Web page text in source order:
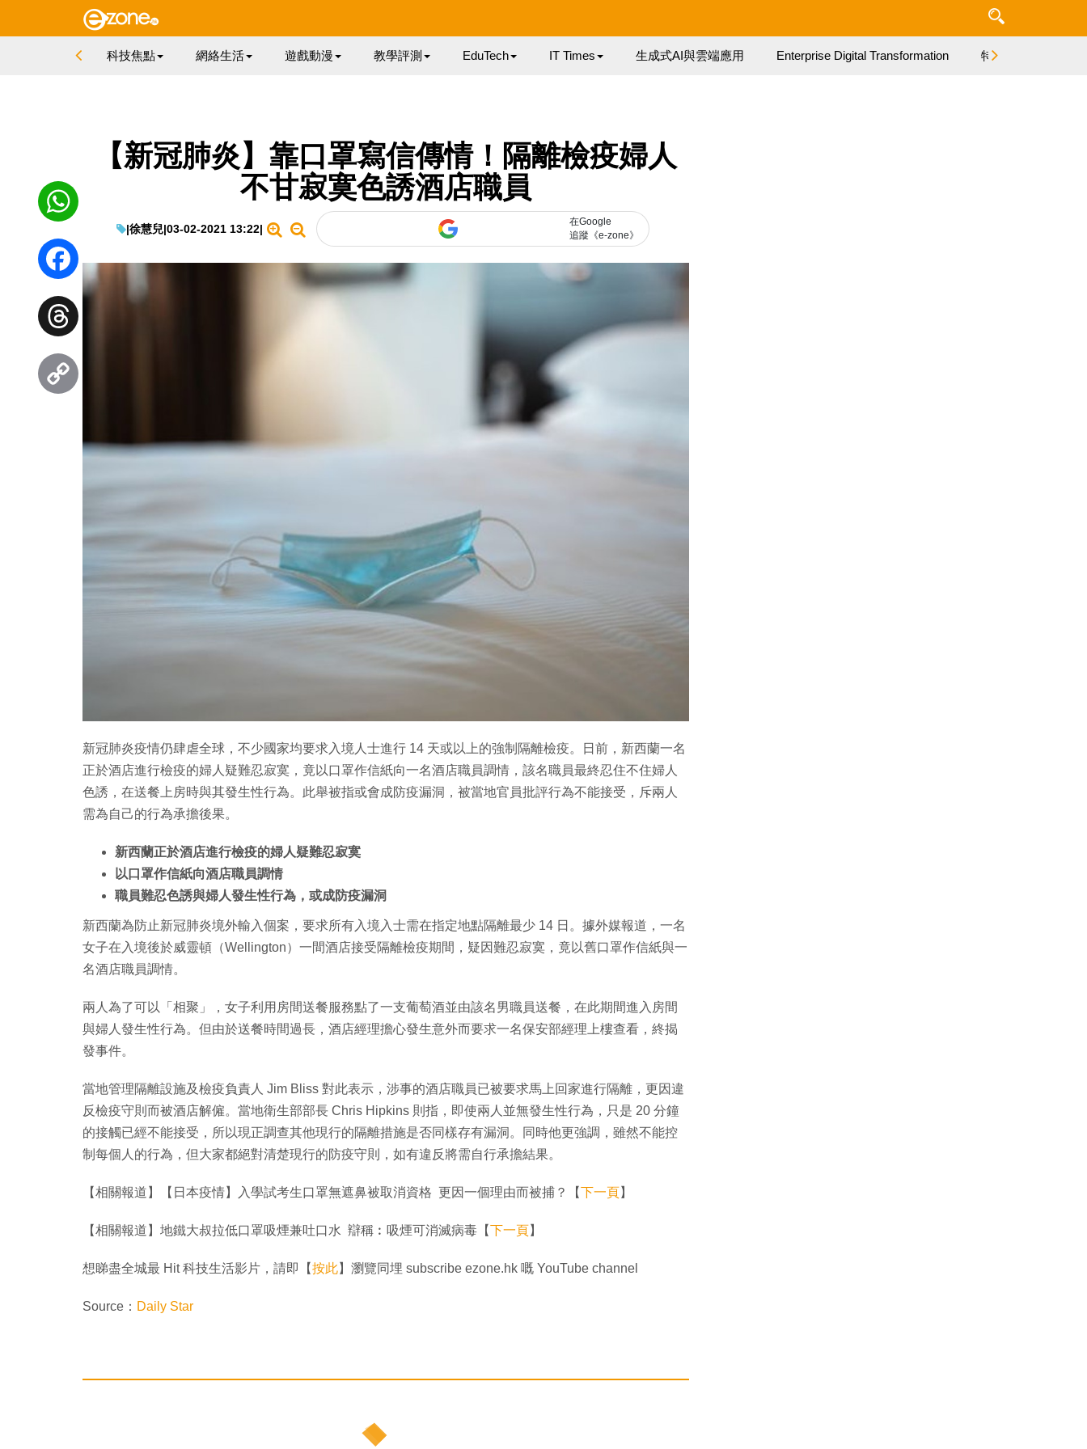
科技焦點 網絡生活 遊戲動漫 教學評測 EduTech IT Times 生成式AI與雲端應用 Enterprise Digital Transformation 特集
【新冠肺炎】靠口罩寫信傳情！隔離檢疫婦人
不甘寂寞色誘酒店職員
|徐慧兒|03-02-2021 13:22|
在Google
追蹤《e-zone》
新冠肺炎疫情仍肆虐全球，不少國家均要求入境人士進行 14 天或以上的強制隔離檢疫。日前，新西蘭一名
正於酒店進行檢疫的婦人疑難忍寂寞，竟以口罩作信紙向一名酒店職員調情，該名職員最終忍住不住婦人
色誘，在送餐上房時與其發生性行為。此舉被指或會成防疫漏洞，被當地官員批評行為不能接受，斥兩人
需為自己的行為承擔後果。
新西蘭正於酒店進行檢疫的婦人疑難忍寂寞
以口罩作信紙向酒店職員調情
職員難忍色誘與婦人發生性行為，或成防疫漏洞
新西蘭為防止新冠肺炎境外輸入個案，要求所有入境入士需在指定地點隔離最少 14 日。據外媒報道，一名
女子在入境後於威靈頓（Wellington）一間酒店接受隔離檢疫期間，疑因難忍寂寞，竟以舊口罩作信紙與一
名酒店職員調情。
兩人為了可以「相聚」，女子利用房間送餐服務點了一支葡萄酒並由該名男職員送餐，在此期間進入房間
與婦人發生性行為。但由於送餐時間過長，酒店經理擔心發生意外而要求一名保安部經理上樓查看，終揭
發事件。
當地管理隔離設施及檢疫負責人 Jim Bliss 對此表示，涉事的酒店職員已被要求馬上回家進行隔離，更因違
反檢疫守則而被酒店解僱。當地衛生部部長 Chris Hipkins 則指，即使兩人並無發生性行為，只是 20 分鐘
的接觸已經不能接受，所以現正調查其他現行的隔離措施是否同樣存有漏洞。同時他更強調，雖然不能控
制每個人的行為，但大家都絕對清楚現行的防疫守則，如有違反將需自行承擔結果。
【相關報道】【日本疫情】入學試考生口罩無遮鼻被取消資格 更因一個理由而被捕？【下一頁】
【相關報道】地鐵大叔拉低口罩吸煙兼吐口水 辯稱︰吸煙可消滅病毒【下一頁】
想睇盡全城最 Hit 科技生活影片，請即【按此】瀏覽同埋 subscribe ezone.hk 嘅 YouTube channel
Source： Daily Star
WhatsApp
Facebook
Threads
Link